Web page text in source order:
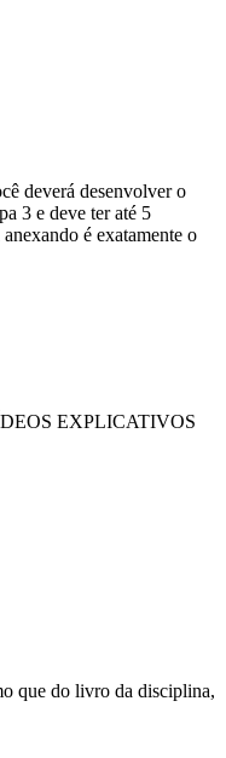
deverá desenvolver o
3 e deve ter até 5
é exatamente o
EXPLICATIVOS
que do livro da disciplina,